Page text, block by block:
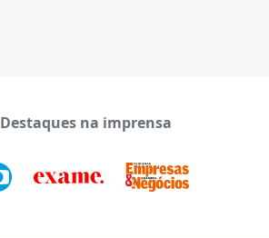
Destaques na imprensa